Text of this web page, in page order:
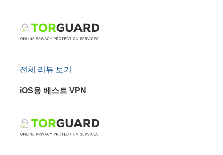
전체 리뷰 보기
iOS용 베스트 VPN